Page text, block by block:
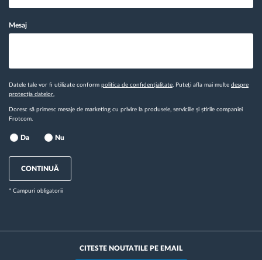
Mesaj
Datele tale vor fi utilizate conform politica de confidențialitate . Puteți afla mai multe despre
protecția datelor.
Doresc să primesc mesaje de marketing cu privire la produsele, serviciile și știrile companiei
Frotcom.
Da Nu
CONTINUĂ
* Campuri obligatorii
CITESTE NOUTATILE PE EMAIL